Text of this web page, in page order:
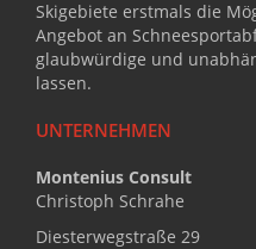
Skigebiete erstmals die
Angebot an
glaubwürdige und
lassen.
UNTERNEHMEN
Montenius Consult
Christoph Schrahe
Diesterwegstraße 29